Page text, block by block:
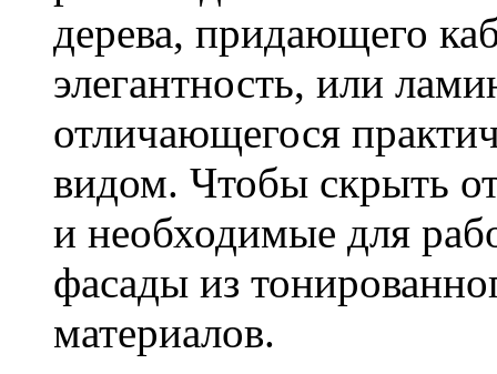
дерева, придающего
элегантность, или
отличающегося
видом. Чтобы скрыть
и необходимые для
фасады из
материалов.